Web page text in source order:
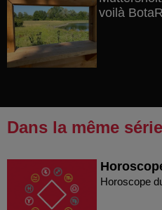
voilà
Dans la même série
Horoscope